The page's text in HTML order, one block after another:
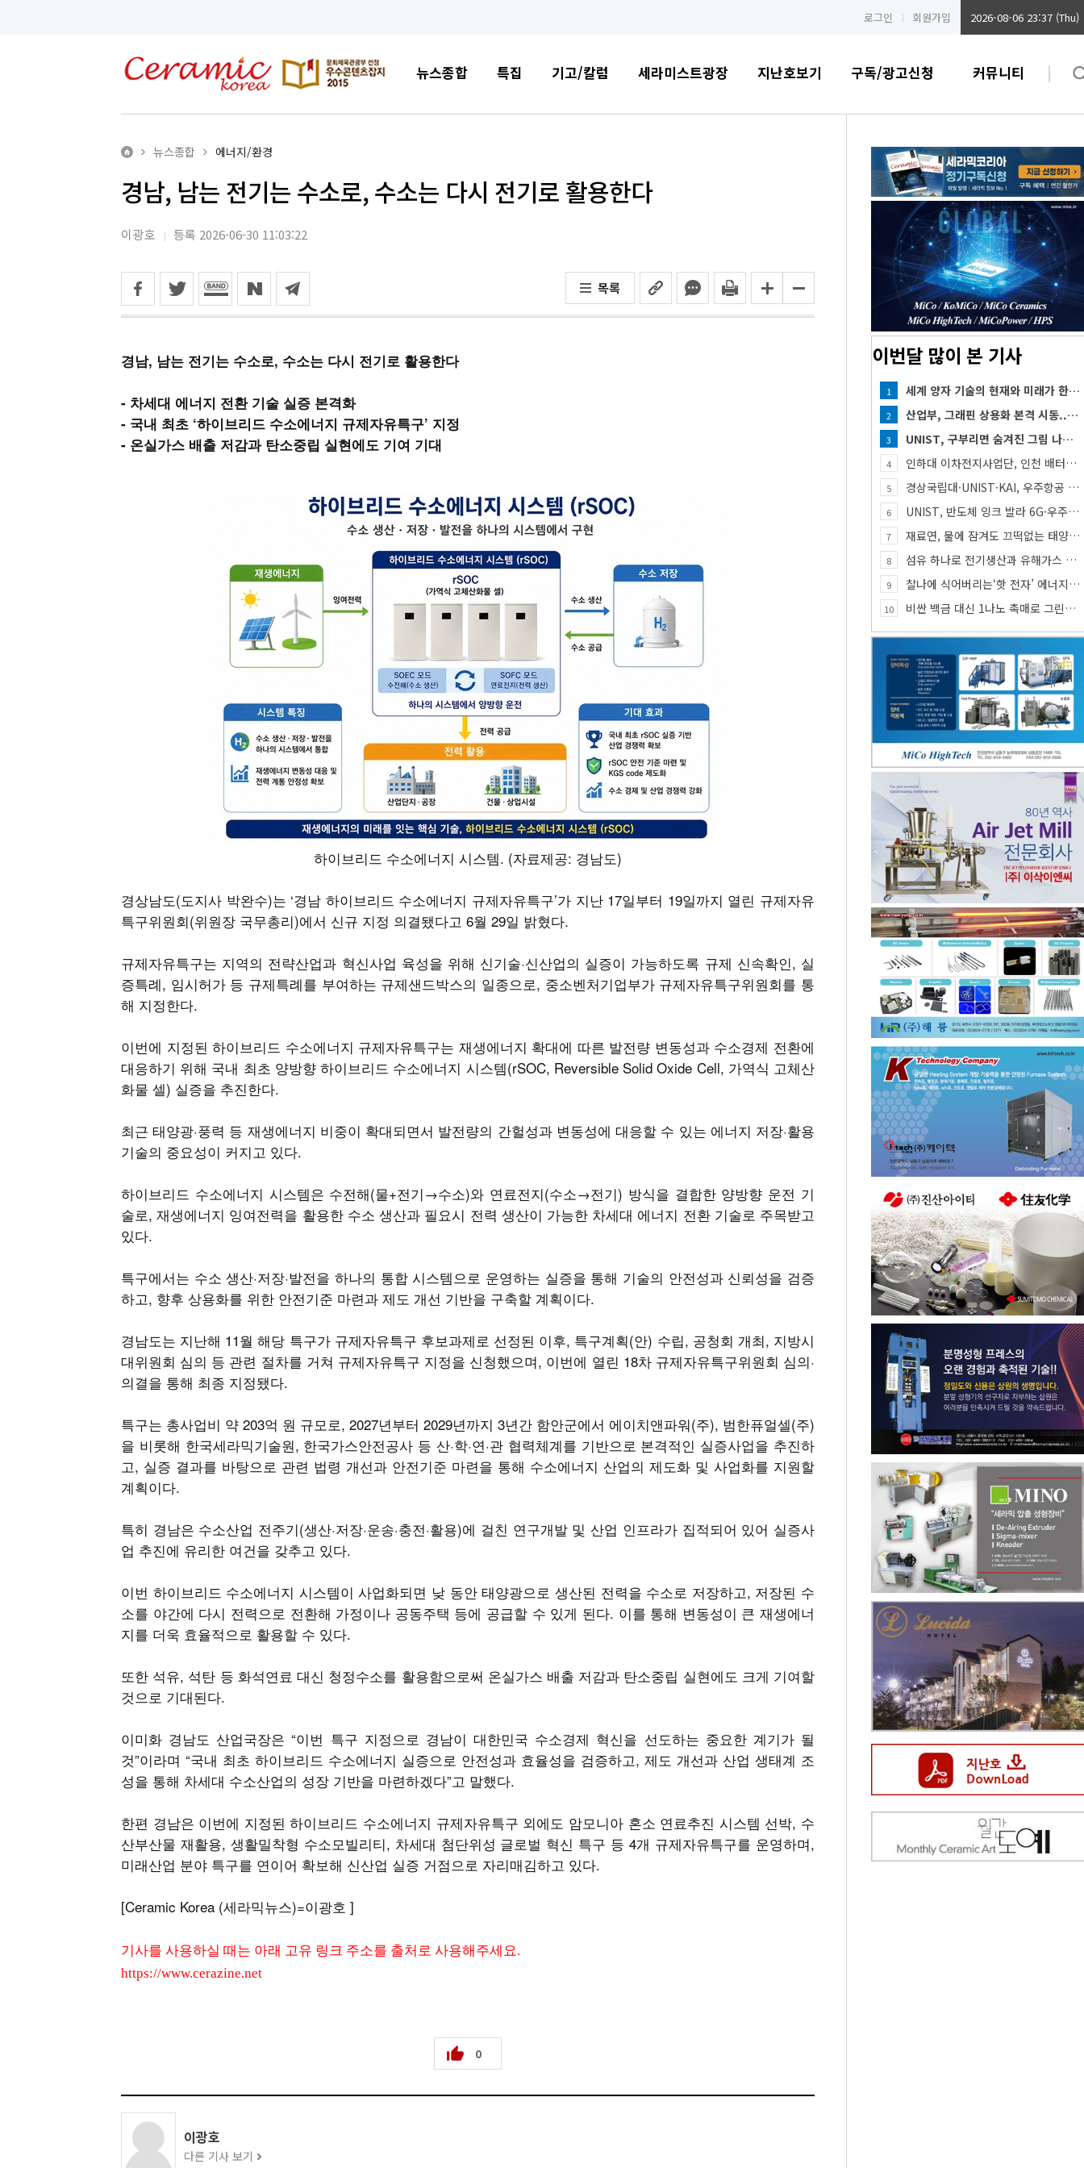
로그인 회원가입 2026-08-06 23:37 (Thu)
뉴스종합 특집 기고/칼럼 세라미스트광장 지난호보기 구독/광고신청 커뮤니티
뉴스종합 에너지/환경
경남, 남는 전기는 수소로, 수소는 다시 전기로 활용한다
이광호 등록 2026-06-30 11:03:22
목록
경남, 남는 전기는 수소로, 수소는 다시 전기로 활용한다
- 차세대 에너지 전환 기술 실증 본격화
- 국내 최초 ‘하이브리드 수소에너지 규제자유특구’ 지정
- 온실가스 배출 저감과 탄소중립 실현에도 기여 기대
하이브리드 수소에너지 시스템. (자료제공: 경남도)
경상남도(도지사 박완수)는 ‘경남 하이브리드 수소에너지 규제자유특구’가 지난 17일부터 19일까지 열린 규제자유
특구위원회(위원장 국무총리)에서 신규 지정 의결됐다고 6월 29일 밝혔다.
규제자유특구는 지역의 전략산업과 혁신사업 육성을 위해 신기술·신산업의 실증이 가능하도록 규제 신속확인, 실
증특례, 임시허가 등 규제특례를 부여하는 규제샌드박스의 일종으로, 중소벤처기업부가 규제자유특구위원회를 통
해 지정한다.
이번에 지정된 하이브리드 수소에너지 규제자유특구는 재생에너지 확대에 따른 발전량 변동성과 수소경제 전환에
대응하기 위해 국내 최초 양방향 하이브리드 수소에너지 시스템(rSOC, Reversible Solid Oxide Cell, 가역식 고체산
화물 셀) 실증을 추진한다.
최근 태양광·풍력 등 재생에너지 비중이 확대되면서 발전량의 간헐성과 변동성에 대응할 수 있는 에너지 저장·활용
기술의 중요성이 커지고 있다.
하이브리드 수소에너지 시스템은 수전해(물+전기→수소)와 연료전지(수소→전기) 방식을 결합한 양방향 운전 기
술로, 재생에너지 잉여전력을 활용한 수소 생산과 필요시 전력 생산이 가능한 차세대 에너지 전환 기술로 주목받고
있다.
특구에서는 수소 생산·저장·발전을 하나의 통합 시스템으로 운영하는 실증을 통해 기술의 안전성과 신뢰성을 검증
하고, 향후 상용화를 위한 안전기준 마련과 제도 개선 기반을 구축할 계획이다.
경남도는 지난해 11월 해당 특구가 규제자유특구 후보과제로 선정된 이후, 특구계획(안) 수립, 공청회 개최, 지방시
대위원회 심의 등 관련 절차를 거쳐 규제자유특구 지정을 신청했으며, 이번에 열린 18차 규제자유특구위원회 심의·
의결을 통해 최종 지정됐다.
특구는 총사업비 약 203억 원 규모로, 2027년부터 2029년까지 3년간 함안군에서 에이치앤파워(주), 범한퓨얼셀(주)
을 비롯해 한국세라믹기술원, 한국가스안전공사 등 산·학·연·관 협력체계를 기반으로 본격적인 실증사업을 추진하
고, 실증 결과를 바탕으로 관련 법령 개선과 안전기준 마련을 통해 수소에너지 산업의 제도화 및 사업화를 지원할
계획이다.
특히 경남은 수소산업 전주기(생산·저장·운송·충전·활용)에 걸친 연구개발 및 산업 인프라가 집적되어 있어 실증사
업 추진에 유리한 여건을 갖추고 있다.
이번 하이브리드 수소에너지 시스템이 사업화되면 낮 동안 태양광으로 생산된 전력을 수소로 저장하고, 저장된 수
소를 야간에 다시 전력으로 전환해 가정이나 공동주택 등에 공급할 수 있게 된다. 이를 통해 변동성이 큰 재생에너
지를 더욱 효율적으로 활용할 수 있다.
또한 석유, 석탄 등 화석연료 대신 청정수소를 활용함으로써 온실가스 배출 저감과 탄소중립 실현에도 크게 기여할
것으로 기대된다.
이미화 경남도 산업국장은 “이번 특구 지정으로 경남이 대한민국 수소경제 혁신을 선도하는 중요한 계기가 될
것”이라며 “국내 최초 하이브리드 수소에너지 실증으로 안전성과 효율성을 검증하고, 제도 개선과 산업 생태계 조
성을 통해 차세대 수소산업의 성장 기반을 마련하겠다”고 말했다.
한편 경남은 이번에 지정된 하이브리드 수소에너지 규제자유특구 외에도 암모니아 혼소 연료추진 시스템 선박, 수
산부산물 재활용, 생활밀착형 수소모빌리티, 차세대 첨단위성 글로벌 혁신 특구 등 4개 규제자유특구를 운영하며,
미래산업 분야 특구를 연이어 확보해 신산업 실증 거점으로 자리매김하고 있다.
[Ceramic Korea (세라믹뉴스)=이광호 ]
기사를 사용하실 때는 아래 고유 링크 주소를 출처로 사용해주세요.
https://www.cerazine.net
0
이광호
다른 기사 보기
이번달 많이 본 기사
1 세계 양자 기술의 현재와 미래가 한자리에...「퀀텀 코리아 2026」 개최
2 산업부, 그래핀 상용화 본격 시동... 첨단세라믹·반도체 방열소재 시장 확대 기대
3 UNIST, 구부리면 숨겨진 그림 나타나는 투명 보안 필름 개발
4 인하대 이차전지사업단, 인천 배터리 인재양성 거점 역할 강화
5 경상국립대·UNIST·KAI, 우주항공 인재 함께 키운다
6 UNIST, 반도체 잉크 발라 6G·우주통신용 고주파 스위치 만든다
7 재료연, 물에 잠겨도 끄떡없는 태양전지 개발
8 섬유 하나로 전기생산과 유해가스 동시 감지한다
9 찰나에 식어버리는‘핫 전자’ 에너지, 망간 거쳐 화학반응에 쓴다
10 비싼 백금 대신 1나노 촉매로 그린수소 생산